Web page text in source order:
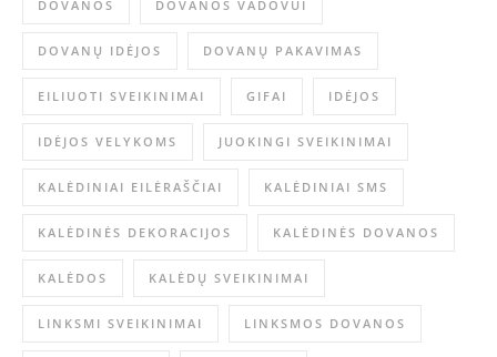
DOVANOS DOVANOS VADOVUI
DOVANŲ IDĖJOS DOVANŲ PAKAVIMAS
EILIUOTI SVEIKINIMAI GIFAI IDĖJOS
IDĖJOS VELYKOMS JUOKINGI SVEIKINIMAI
KALĖDINIAI EILĖRAŠČIAI KALĖDINIAI SMS
KALĖDINĖS DEKORACIJOS KALĖDINĖS DOVANOS
KALĖDOS KALĖDŲ SVEIKINIMAI
LINKSMI SVEIKINIMAI LINKSMOS DOVANOS